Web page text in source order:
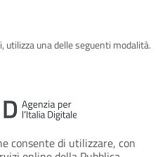
utilizza una delle seguenti modalità.
consente di utilizzare, con